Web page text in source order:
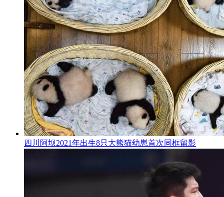
四川阿坝2021年出生8只大熊猫幼崽首次同框留影